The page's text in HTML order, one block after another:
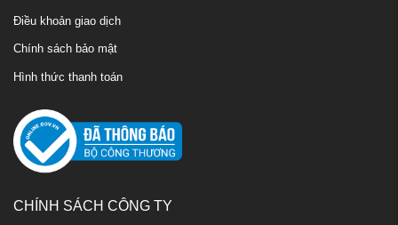
Điều khoản giao dịch
Chính sách bảo mật
Hình thức thanh toán
CHÍNH SÁCH CÔNG TY